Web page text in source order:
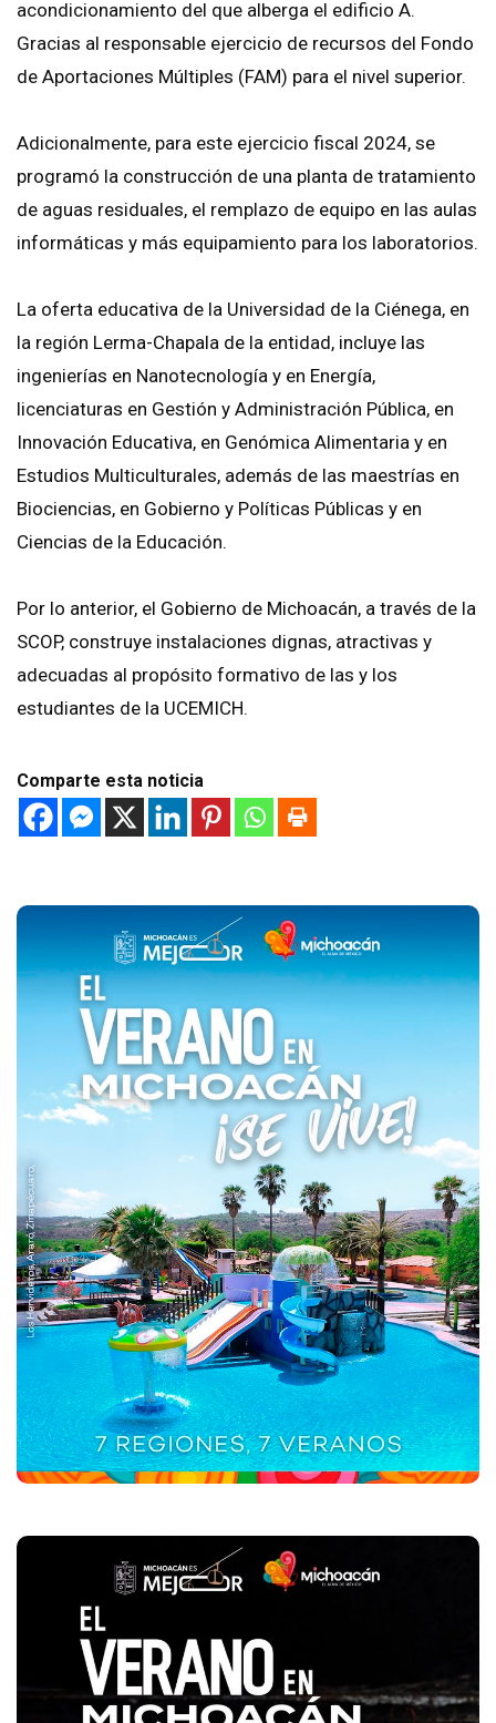
acondicionamiento del que alberga el edificio A.
Gracias al responsable ejercicio de recursos del Fondo
de Aportaciones Múltiples (FAM) para el nivel superior.
Adicionalmente, para este ejercicio fiscal 2024, se
programó la construcción de una planta de tratamiento
de aguas residuales, el remplazo de equipo en las aulas
informáticas y más equipamiento para los laboratorios.
La oferta educativa de la Universidad de la Ciénega, en
la región Lerma-Chapala de la entidad, incluye las
ingenierías en Nanotecnología y en Energía,
licenciaturas en Gestión y Administración Pública, en
Innovación Educativa, en Genómica Alimentaria y en
Estudios Multiculturales, además de las maestrías en
Biociencias, en Gobierno y Políticas Públicas y en
Ciencias de la Educación.
Por lo anterior, el Gobierno de Michoacán, a través de la
SCOP, construye instalaciones dignas, atractivas y
adecuadas al propósito formativo de las y los
estudiantes de la UCEMICH.
Comparte esta noticia